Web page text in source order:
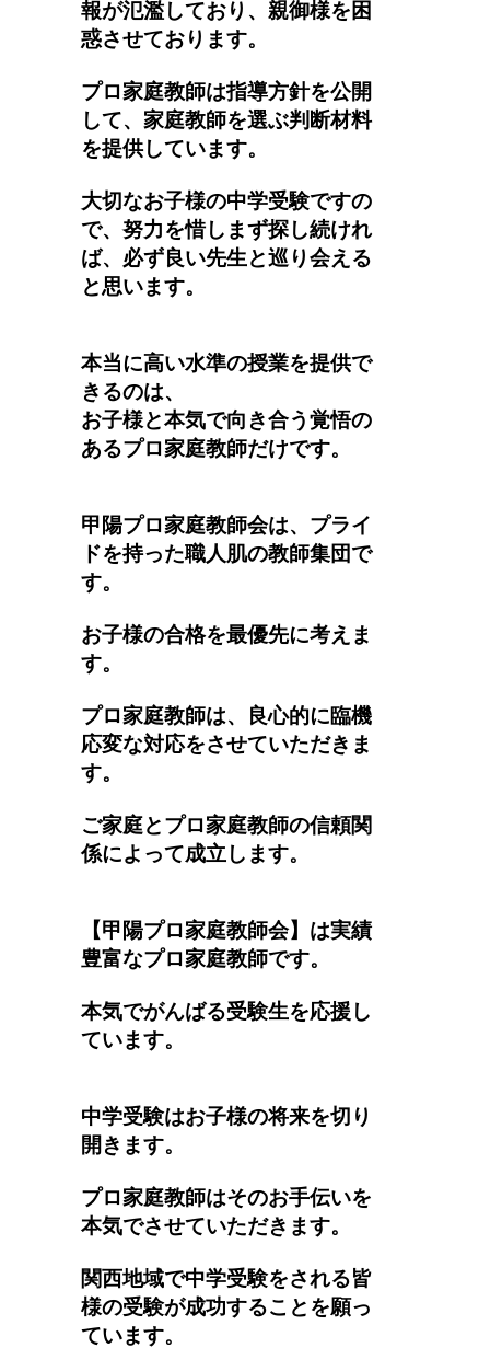
報が氾濫しており、親御様を困
惑させております。
プロ家庭教師は指導方針を公開
して、家庭教師を選ぶ判断材料
を提供しています。
大切なお子様の中学受験ですの
で、努力を惜しまず探し続けれ
ば、必ず良い先生と巡り会える
と思います。
本当に高い水準の授業を提供で
きるのは、
お子様と本気で向き合う覚悟の
あるプロ家庭教師だけです。
甲陽プロ家庭教師会は、プライ
ドを持った職人肌の教師集団で
す。
お子様の合格を最優先に考えま
す。
プロ家庭教師は、良心的に臨機
応変な対応をさせていただきま
す。
ご家庭とプロ家庭教師の信頼関
係によって成立します。
【甲陽プロ家庭教師会】は実績
豊富なプロ家庭教師です。
本気でがんばる受験生を応援し
ています。
中学受験はお子様の将来を切り
開きます。
プロ家庭教師はそのお手伝いを
本気でさせていただきます。
関西地域で中学受験をされる皆
様の受験が成功することを願っ
ています。